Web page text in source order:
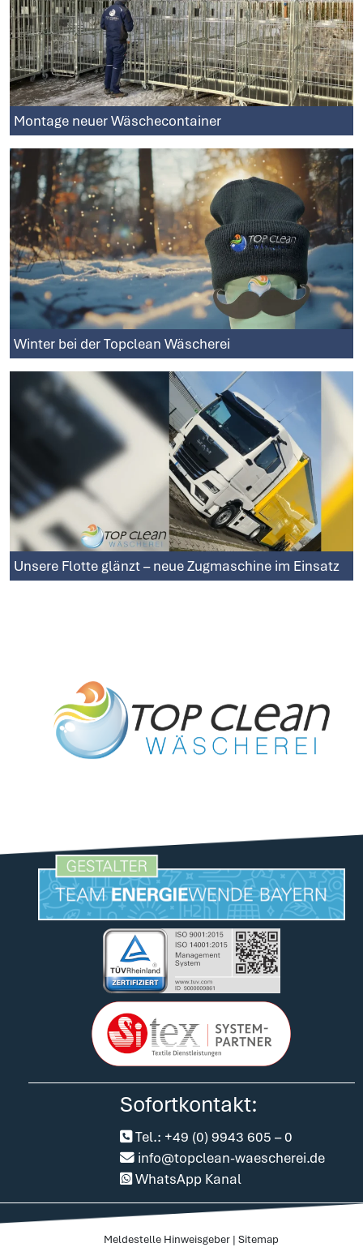
Montage neuer Wäschecontainer
Winter bei der Topclean Wäscherei
Unsere Flotte glänzt – neue Zugmaschine im Einsatz
Sofortkontakt:
Tel.: +49 (0) 9943 605 – 0
info@topclean-waescherei.de
WhatsApp Kanal
Meldestelle Hinweisgeber |Sitemap